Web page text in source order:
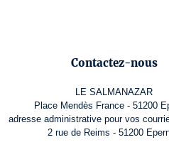
Contactez-nous
LE SALMANAZAR
Place Mendès France - 51200
adresse administrative pour vos
2 rue de Reims - 51200